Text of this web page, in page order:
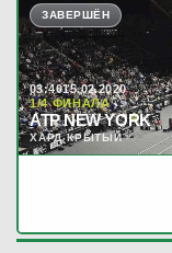
ЗАВЕРШЁН
03:4015.02.2020
1/4 ФИНАЛА
ATP NEW YORK
ХАРД КРЫТЫЙ